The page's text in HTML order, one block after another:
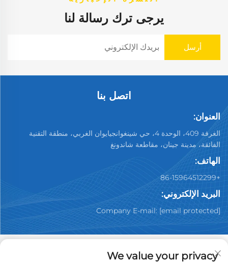
يرجى ترك رسالة لنا
اتصل بنا
العنوان:
الغرفة 409، الوحدة 4، حي شينغوانجيايوان الغربي، منطقة التقنية
الفائقة، مدينة جينان، مقاطعة شاندونغ
الهاتف:
+86-15964512299
البريد الإلكتروني:
Company E-mail: [email protected]
We value your privacy